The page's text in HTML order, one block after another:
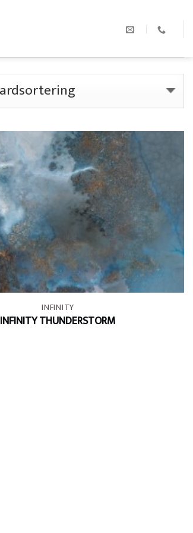
INFINITY
INFINITY THUNDERSTORM